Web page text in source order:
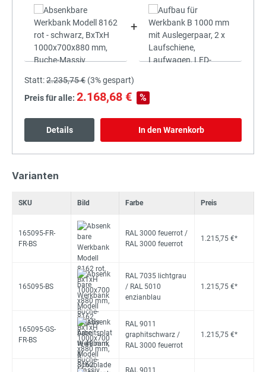
+
Statt:2.235,75 € (3%gespart)
Preis für alle: 2.168,68 € %
Details In den Warenkorb
Varianten
SKU Bild Farbe Preis
165095-FR-
FR-BS
RAL 3000 feuerrot /
RAL 3000 feuerrot
1.215,75 €*
165095-BS
RAL 7035 lichtgrau
/ RAL 5010
enzianblau
1.215,75 €*
165095-GS-
FR-BS
RAL 9011
graphitschwarz /
RAL 3000 feuerrot
1.215,75 €*
RAL 9011